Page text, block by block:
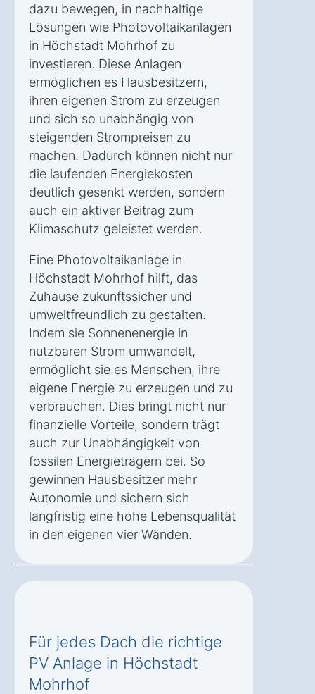
dazu bewegen, in nachhaltige
Lösungen wie Photovoltaikanlagen
in Höchstadt Mohrhof zu
investieren. Diese Anlagen
ermöglichen es Hausbesitzern,
ihren eigenen Strom zu erzeugen
und sich so unabhängig von
steigenden Strompreisen zu
machen. Dadurch können nicht nur
die laufenden Energiekosten
deutlich gesenkt werden, sondern
auch ein aktiver Beitrag zum
Klimaschutz geleistet werden.
Eine Photovoltaikanlage in
Höchstadt Mohrhof hilft, das
Zuhause zukunftssicher und
umweltfreundlich zu gestalten.
Indem sie Sonnenenergie in
nutzbaren Strom umwandelt,
ermöglicht sie es Menschen, ihre
eigene Energie zu erzeugen und zu
verbrauchen. Dies bringt nicht nur
finanzielle Vorteile, sondern trägt
auch zur Unabhängigkeit von
fossilen Energieträgern bei. So
gewinnen Hausbesitzer mehr
Autonomie und sichern sich
langfristig eine hohe Lebensqualität
in den eigenen vier Wänden.
Für jedes Dach die richtige
PV Anlage in Höchstadt
Mohrhof